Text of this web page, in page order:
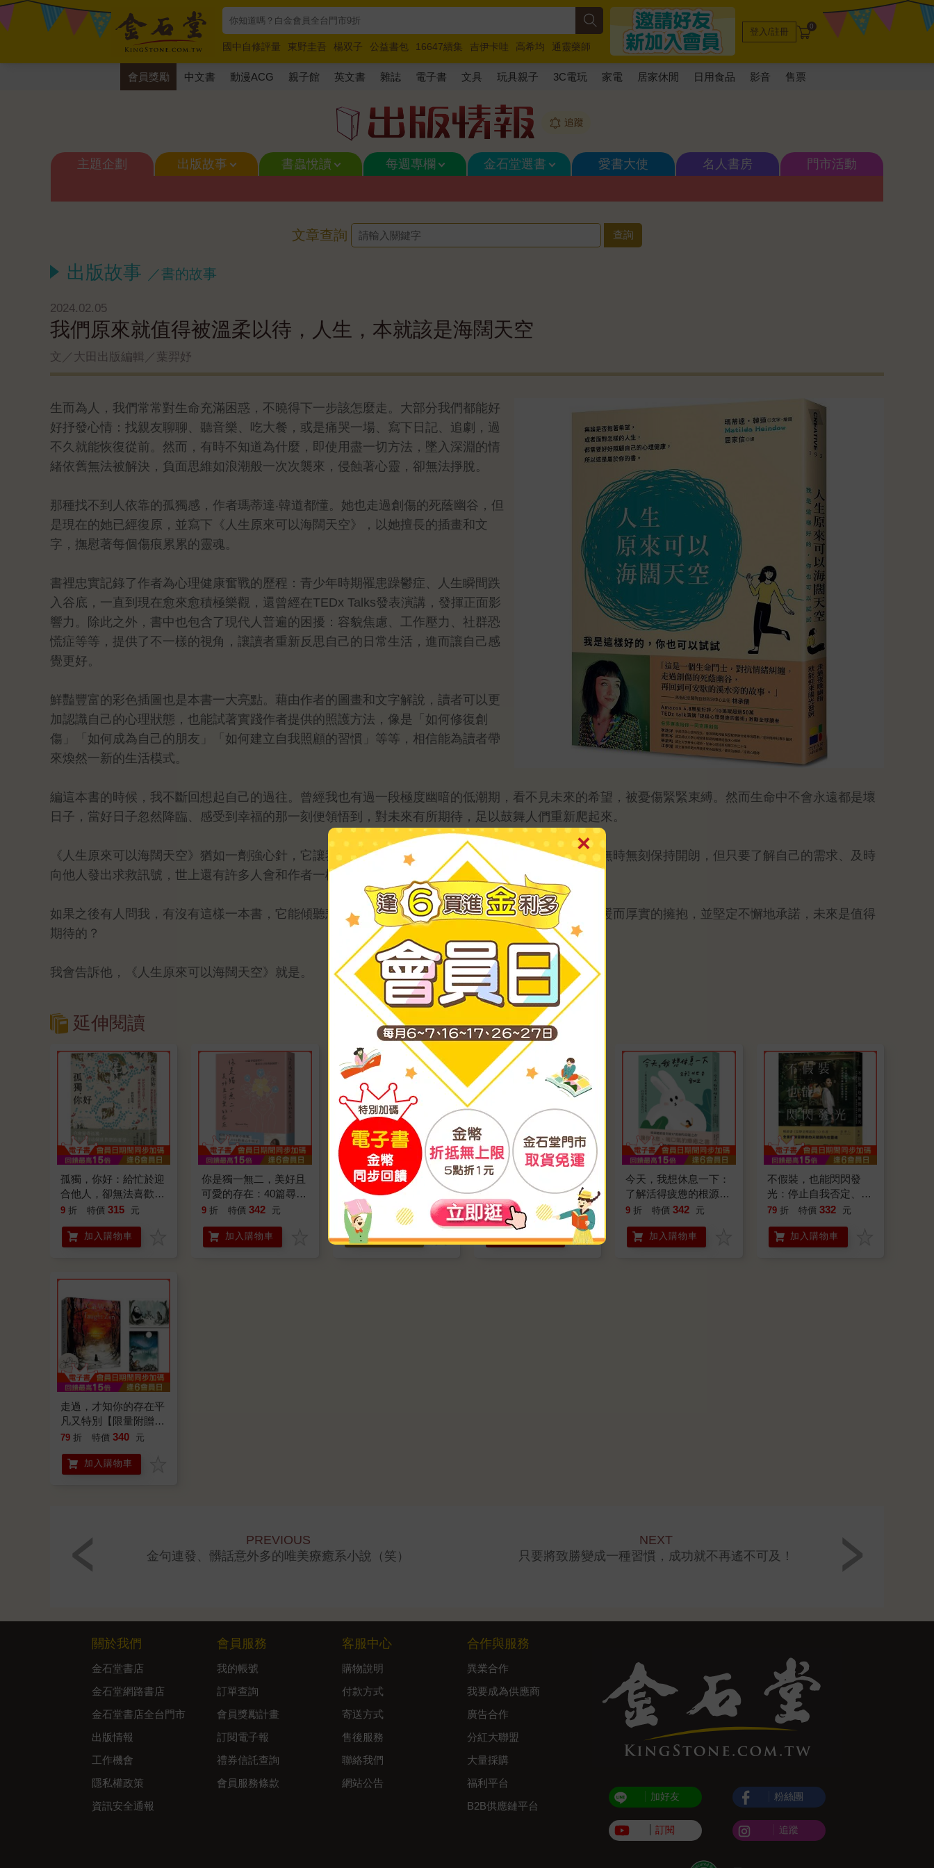
國中自修評量 東野圭吾 楊双子 公益書包 16647續集 吉伊卡哇 高希均
通靈藥師
唯紅花綻放
奧德賽 路邊攤新作 馬斯克 玩具總動員5 超慢跑
登入/註冊 0
會員獎勵 中文書 動漫ACG 親子館 英文書 雜誌 電子書 文具 玩具親子 3C電玩 家電 居家休閒 日用食品 影音 售票
追蹤
主題企劃 出版故事 書蟲悅讀 每週專欄 金石堂選書 愛書大使 名人書房 門市活動
文章查詢
出版故事 ／書的故事
2024.02.05
我們原來就值得被溫柔以待，人生，本就該是海闊天空
文／大田出版編輯／葉羿妤
生而為人，我們常常對生命充滿困惑，不曉得下一步該怎麼走。大部分我們都能好
好抒發心情：找親友聊聊、聽音樂、吃大餐，或是痛哭一場、寫下日記、追劇，過
不久就能恢復從前。然而，有時不知道為什麼，即使用盡一切方法，墜入深淵的情
緒依舊無法被解決，負面思維如浪潮般一次次襲來，侵蝕著心靈，卻無法掙脫。
那種找不到人依靠的孤獨感，作者瑪蒂達‧韓道都懂。她也走過創傷的死蔭幽谷，但
是現在的她已經復原，並寫下《人生原來可以海闊天空》，以她擅長的插畫和文
字，撫慰著每個傷痕累累的靈魂。
書裡忠實記錄了作者為心理健康奮戰的歷程：青少年時期罹患躁鬱症、人生瞬間跌
入谷底，一直到現在愈來愈積極樂觀，還曾經在TEDx Talks發表演講，發揮正面影
響力。除此之外，書中也包含了現代人普遍的困擾：容貌焦慮、工作壓力、社群恐
慌症等等，提供了不一樣的視角，讓讀者重新反思自己的日常生活，進而讓自己感
覺更好。
鮮豔豐富的彩色插圖也是本書一大亮點。藉由作者的圖畫和文字解說，讀者可以更
加認識自己的心理狀態，也能試著實踐作者提供的照護方法，像是「如何修復創
傷」「如何成為自己的朋友」「如何建立自我照顧的習慣」等等，相信能為讀者帶
來煥然一新的生活模式。
編這本書的時候，我不斷回想起自己的過往。曾經我也有過一段極度幽暗的低潮期，看不見未來的希望，被憂傷緊緊束縛。然而生命中不會永遠都是壞
日子，當好日子忽然降臨、感受到幸福的那一刻便領悟到，對未來有所期待，足以鼓舞人們重新爬起來。
《人生原來可以海闊天空》猶如一劑強心針，它讓我們意識到，只要是人都經歷過傷痛。我們不可能無時無刻保持開朗，但只要了解自己的需求、及時
向他人發出求救訊號，世上還有許多人會和作者一樣，牽住我們的手大步向前。
如果之後有人問我，有沒有這樣一本書，它能傾聽悲傷、溫柔接住我們肩負的所有傷痕、提供一個溫暖而厚實的擁抱，並堅定不懈地承諾，未來是值得
期待的？
我會告訴他，《人生原來可以海闊天空》就是。
延伸閱讀
孤獨，你好：給忙於迎
合他人，卻無法喜歡自
己的我們【擁抱自我
9 折 特價 315 元
加入購物車
你是獨一無二，美好且
可愛的存在：40篇尋愛
旅程中，遇見自己的勇
9 折 特價 342 元
加入購物車
今天，我只想演自己：
鍾欣凌的幽默與轉念
9 折 特價 315
貨到通知
自療書：人生最重要的
事，就是完成自己的成
長
79 折 特價 253 元
加入購物車
今天，我想休息一下：
了解活得疲憊的根源，
告別人際煩惱，找回滿
9 折 特價 342 元
加入購物車
不假裝，也能閃閃發
光：停止自我否定、治
癒內在脆弱，擁抱成就
79 折 特價 332 元
加入購物車
走過，才知你的存在平
凡又特別【限量附贈作
者印簽卡片2張】：大
79 折 特價 340 元
加入購物車
PREVIOUS
金句連發、髒話意外多的唯美療癒系小說（笑）
NEXT
只要將致勝變成一種習慣，成功就不再遙不可及！
關於我們
金石堂書店
金石堂網路書店
金石堂書店全台門市
出版情報
工作機會
隱私權政策
資訊安全通報
會員服務
我的帳號
訂單查詢
會員獎勵計畫
訂閱電子報
禮券信託查詢
會員服務條款
客服中心
購物說明
付款方式
寄送方式
售後服務
聯絡我們
網站公告
合作與服務
異業合作
我要成為供應商
廣告合作
分紅大聯盟
大量採購
福利平台
B2B供應鏈平台
加好友
訂閱
粉絲團
追蹤